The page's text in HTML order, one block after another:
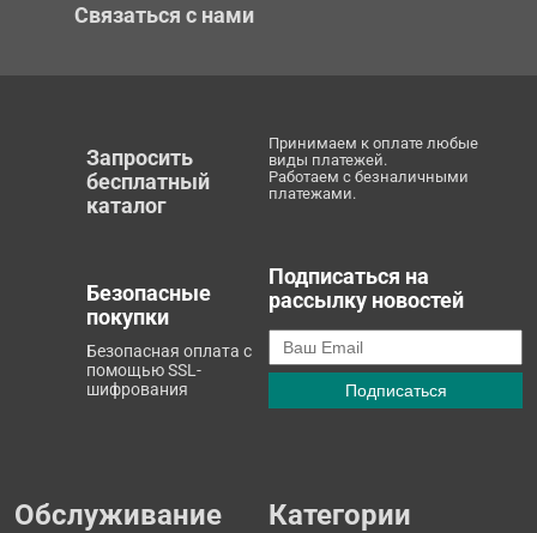
Связаться с нами
Запросить
бесплатный
каталог
Принимаем к оплате любые
виды платежей.
Работаем с безналичными
платежами.
Безопасные
покупки
Безопасная оплата с
помощью SSL-
шифрования
Подписаться на
рассылку новостей
Обслуживание Категории